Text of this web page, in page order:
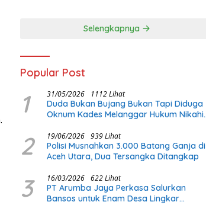
Selengkapnya
Popular Post
1 31/05/2026 1112 Lihat
Duda Bukan Bujang Bukan Tapi Diduga
Oknum Kades Melanggar Hukum Nikahi
2 19/06/2026 939 Lihat
Polisi Musnahkan 3.000 Batang Ganja di
Aceh Utara, Dua Tersangka Ditangkap
3 16/03/2026 622 Lihat
PT Arumba Jaya Perkasa Salurkan
Bansos untuk Enam Desa Lingkar